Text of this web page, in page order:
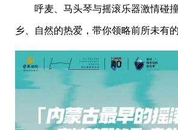
呼麦、马头琴与摇滚乐器激情碰
乡、自然的热爱，带你领略前所未有